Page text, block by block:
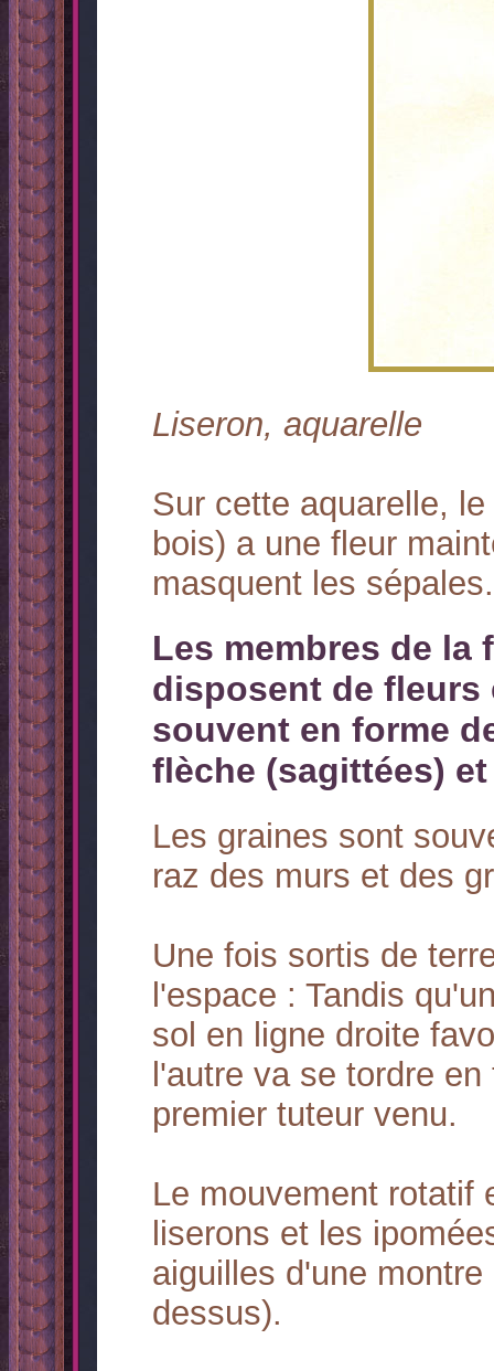
Liseron, aquarelle
Sur cette aquarelle, le
bois) a une fleur
masquent les sépales.
Les membres de la
disposent de fleurs
souvent en forme
flèche (sagittées)
Les graines sont
raz des murs et des
Une fois sortis de
l'espace : Tandis
sol en ligne droite
l'autre va se tordre
premier tuteur venu.
Le mouvement rotatif
liserons et les
aiguilles d'une
dessus).